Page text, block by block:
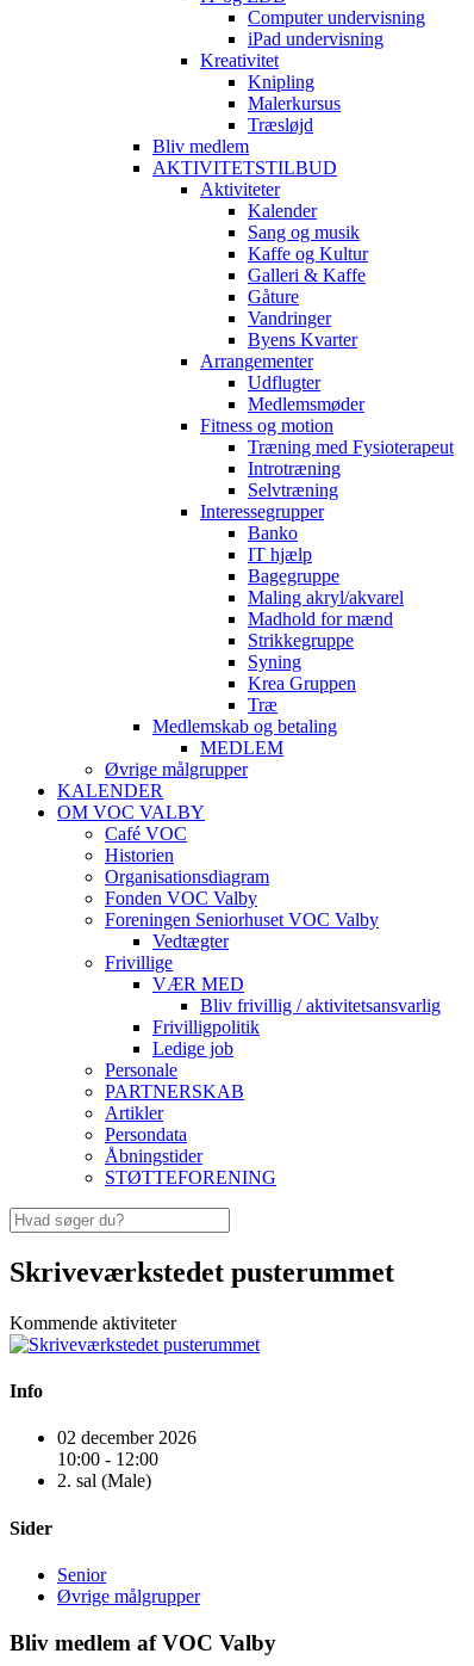
Computer undervisning
iPad undervisning
Kreativitet
Knipling
Malerkursus
Træsløjd
Bliv medlem
AKTIVITETSTILBUD
Aktiviteter
Kalender
Sang og musik
Kaffe og Kultur
Galleri & Kaffe
Gåture
Vandringer
Byens Kvarter
Arrangementer
Udflugter
Medlemsmøder
Fitness og motion
Træning med Fysioterapeut
Introtræning
Selvtræning
Interessegrupper
Banko
IT hjælp
Bagegruppe
Maling akryl/akvarel
Madhold for mænd
Strikkegruppe
Syning
Krea Gruppen
Træ
Medlemskab og betaling
MEDLEM
Øvrige målgrupper
KALENDER
OM VOC VALBY
Café VOC
Historien
Organisationsdiagram
Fonden VOC Valby
Foreningen Seniorhuset VOC Valby
Vedtægter
Frivillige
VÆR MED
Bliv frivillig / aktivitetsansvarlig
Frivilligpolitik
Ledige job
Personale
PARTNERSKAB
Artikler
Persondata
Åbningstider
STØTTEFORENING
Skriveværkstedet pusterummet
Kommende aktiviteter
Info
02 december 2026
10:00 - 12:00
2. sal (Male)
Sider
Senior
Øvrige målgrupper
Bliv medlem af VOC Valby